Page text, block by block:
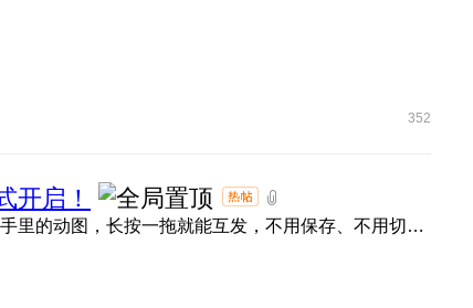
352
开启！
荣耀任意门直接封神！抖音、小红书、微信、QQ 、快手里的动图，长按一拖就能互发，不用保存、不用切软件，评论区 ...